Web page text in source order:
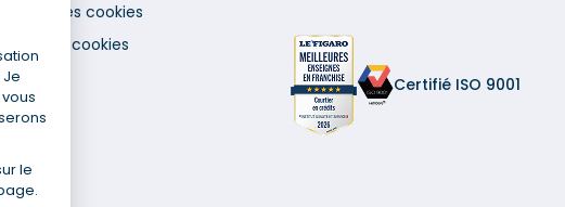
le
des cookies
des cookies
Certifié ISO 9001